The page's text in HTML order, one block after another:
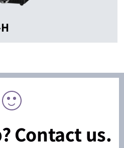
Contact us.